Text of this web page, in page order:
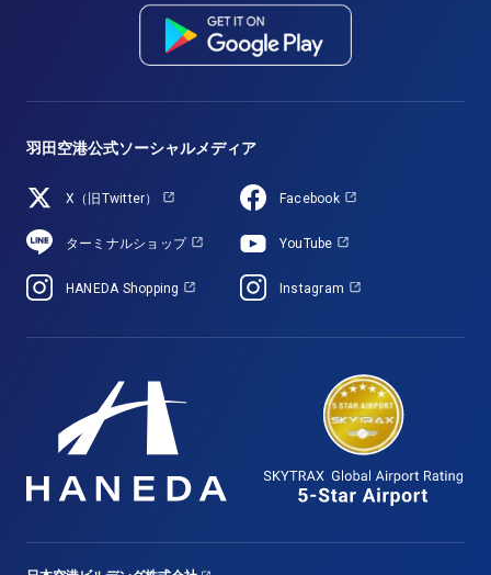
羽田空港公式ソーシャルメディア
X（旧Twitter） Facebook
ターミナルショップ YouTube
HANEDA Shopping Instagram